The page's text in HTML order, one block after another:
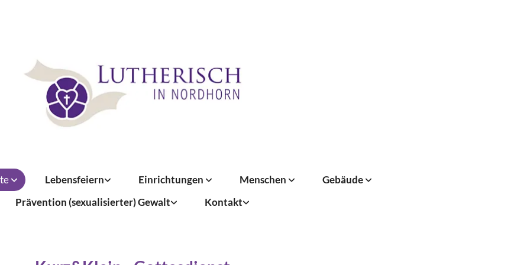
Lebensfeiern Einrichtungen Menschen
Gebäude
Prävention (sexualisierter) Gewalt
Kontakt